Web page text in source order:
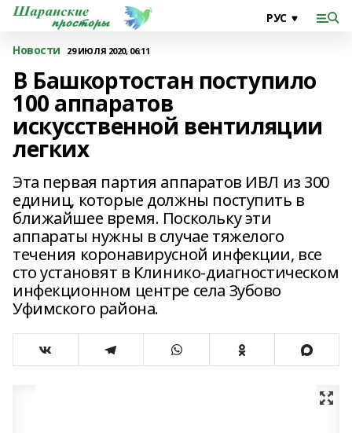
Новости 29 ИЮЛЯ 2020, 06:11
В Башкортостан поступило
100 аппаратов
искусственной вентиляции
легких
Эта первая партия аппаратов ИВЛ из 300
единиц, которые должны поступить в
ближайшее время. Поскольку эти
аппараты нужны в случае тяжелого
течения коронавирусной инфекции, все
сто установят в Клинико-диагностическом
инфекционном центре села Зубово
Уфимского района.